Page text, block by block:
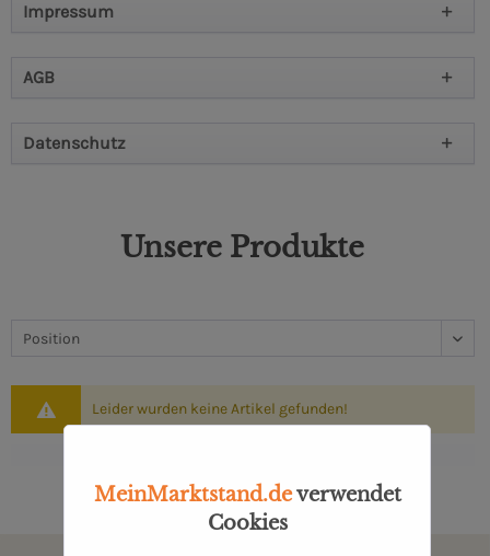
Unsere Produkte
Datenschutz
Impressum
AGB
Leider wurden keine Artikel gefunden!
MeinMarktstand.deverwendet
Cookies